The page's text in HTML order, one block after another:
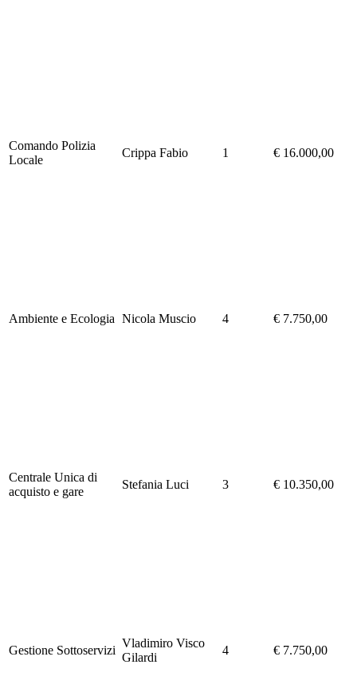
Comando Polizia
Locale
Crippa Fabio 1 € 16.000,00
Ambiente e Ecologia Nicola Muscio 4 € 7.750,00
Centrale Unica di
acquisto e gare
Stefania Luci 3 € 10.350,00
Gestione Sottoservizi
Vladimiro Visco
Gilardi
4 € 7.750,00